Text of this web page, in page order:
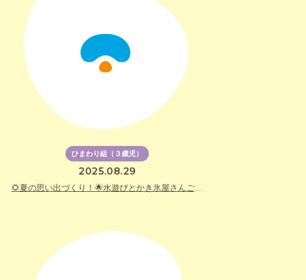
ひまわり組（３歳児）
2025.08.29
🌻夏の思い出づくり！🌟水遊びとかき氷屋さんごっこ🌟